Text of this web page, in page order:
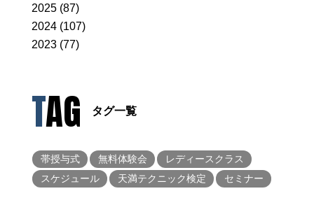
2025 (87)
2024 (107)
2023 (77)
TAG タグ一覧
帯授与式 無料体験会
レディースクラス
スケジュール
天満テクニック検定 セミナー